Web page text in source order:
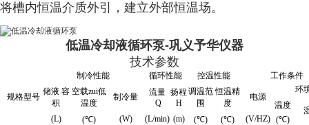
将槽内恒温介质外引，建立外部恒温场。
低温冷却液循环泵-巩义予华仪器
技术参数
规格型号
制冷性能 循环性能 控温性能
工作条件
储液 容
积
空载zui低
温度
制冷量
流量
Q
扬程
H
调温范
围
恒温精
度
电源
环
温度
(L)
(℃) (W) (L/min) (m) (℃) (℃) (V/HZ)
(℃)